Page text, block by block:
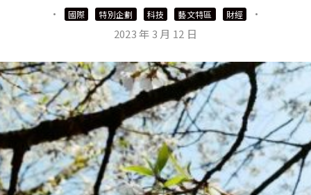
· 國際 特別企劃 科技 藝文特區 財經
·
2023 年 3 月 12 日